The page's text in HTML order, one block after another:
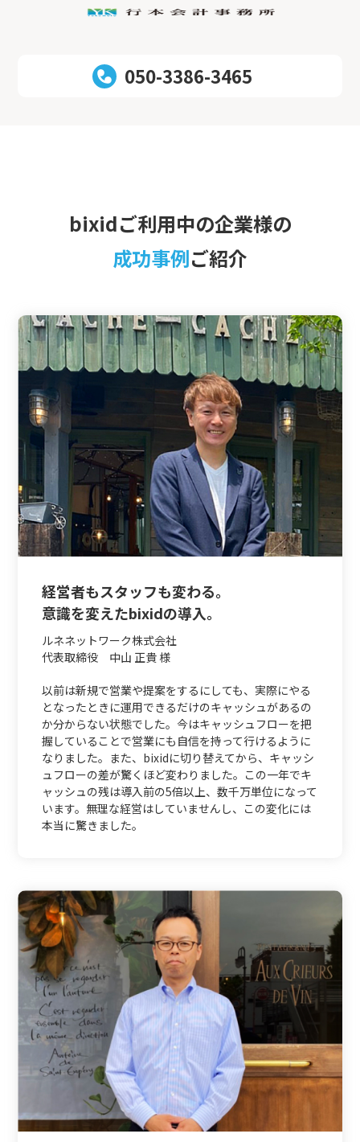
050-3386-3465
bixidご利用中の企業様の
成功事例ご紹介
経営者もスタッフも変わる。
意識を変えたbixidの導入。
ルネネットワーク株式会社
代表取締役 中山 正貴 様
以前は新規で営業や提案をするにしても、実際にやる
となったときに運用できるだけのキャッシュがあるの
か分からない状態でした。今はキャッシュフローを把
握していることで営業にも自信を持って行けるように
なりました。また、bixidに切り替えてから、キャッシ
ュフローの差が驚くほど変わりました。この一年でキ
ャッシュの残は導入前の5倍以上、数千万単位になって
います。無理な経営はしていませんし、この変化には
本当に驚きました。